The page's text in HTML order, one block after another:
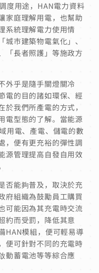
度用途，HAN電力資料
家庭理解用電，也幫助
系統理解電力使用情
市建築物電氣化」、
「長者照護」等施政方
外乎是隨手關燈關冷
電的目的諸如環保、經
我們所產電的方式，
電型態的了解。當能源
用電、產電、儲電的數
，便有更充裕的彈性調
源管理提高自發自用效
否能夠普及，取決於充
府組織為鼓勵員工購買
可能因為其充電時交流
約而受罰，降低其意
HAN模組，便可輕易導
便可針對不同的充電時
動蓄電池等等綜合應